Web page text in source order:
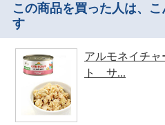
この商品を買った人は、
す
アルモネイチャ
ト サ...